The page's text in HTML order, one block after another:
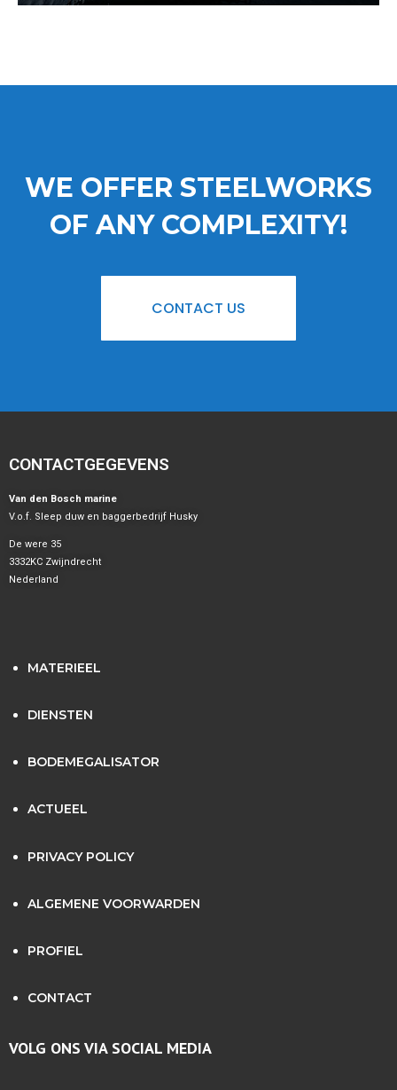
WE OFFER STEELWORKS
OF ANY COMPLEXITY!
CONTACT US
CONTACTGEGEVENS
Van den Bosch marine
V.o.f. Sleep duw en baggerbedrijf Husky
De were 35
3332KC Zwijndrecht
Nederland
MATERIEEL
DIENSTEN
BODEMEGALISATOR
ACTUEEL
PRIVACY POLICY
ALGEMENE VOORWARDEN
PROFIEL
CONTACT
VOLG ONS VIA SOCIAL MEDIA